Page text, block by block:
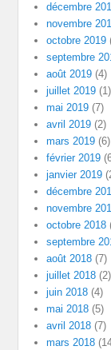
décembre
novembre
octobre 2019
septembre
août 2019 (4)
juillet 2019 (1)
mai 2019 (7)
avril 2019 (2)
mars 2019 (6)
février 2019
janvier 2019
décembre
novembre
octobre 2018
septembre
août 2018 (7)
juillet 2018 (2)
juin 2018 (4)
mai 2018 (5)
avril 2018 (7)
mars 2018